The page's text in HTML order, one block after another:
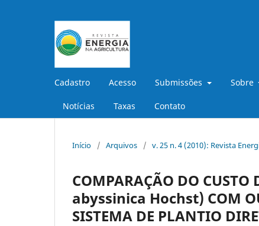
Cadastro Acesso Submissões Sobre
Notícias Taxas Contato
Início / Arquivos / v. 25 n. 4 (2010): Revista
COMPARAÇÃO DO
abyssinica Hochst) COM
SISTEMA DE PLANTIO